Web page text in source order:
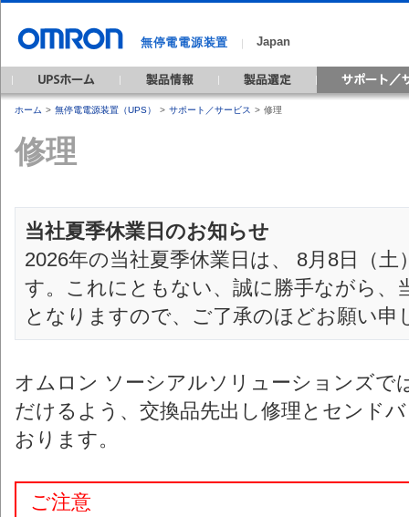
無停電電源装置 ｜ Japan
ホーム > 無停電電源装置（UPS） > サポート／サービス > 修理
修理
当社夏季休業日のお知らせ
2026年の当社夏季休業日は、 8月8日（
す。これにともない、誠に勝手ながら、
となりますので、ご了承のほどお願い申
オムロン ソーシアルソリューションズで
だけるよう、交換品先出し修理とセンド
おります。
ご注意